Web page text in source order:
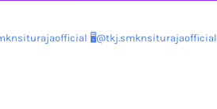
🖥@tkj.smknsiturajaofficial